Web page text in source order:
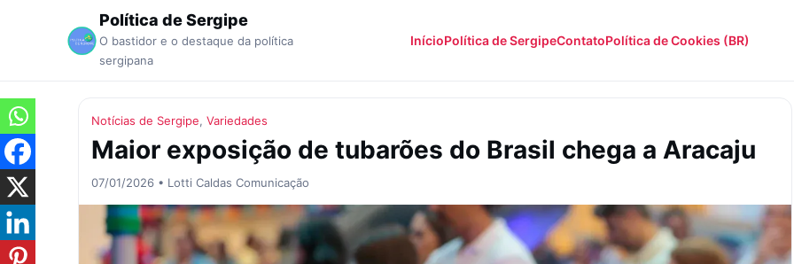
Política de Sergipe
O bastidor e o destaque da política
sergipana
InícioPolítica de SergipeContatoPolítica de Cookies (BR)
Notícias de Sergipe, Variedades
Maior exposição de tubarões do Brasil chega a Aracaju
07/01/2026 • Lotti Caldas Comunicação